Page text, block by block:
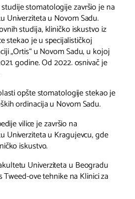
stomatologije završio je na
Univerziteta u Novom Sadu.
studija, kliničko iskustvo iz
stekao je u specijalističkoj
„Ortis“ u Novom Sadu, u kojoj
godine. Od 2022. osnivač je
opšte stomatologije stekao je
ordinacija u Novom Sadu.
vilice je završio na
Univerziteta u Kragujevcu, gde
iskustvo.
Univerziteta u Beogradu
ove tehnike na Klinici za